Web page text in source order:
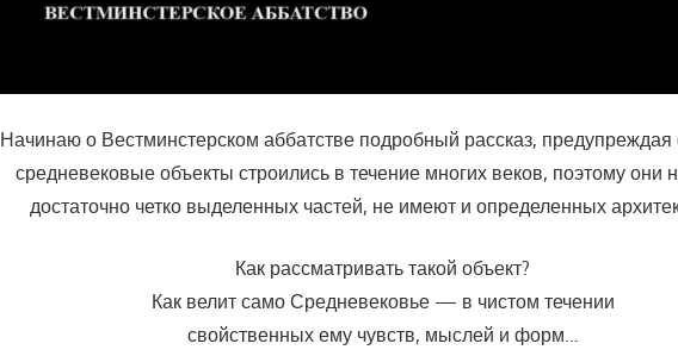
Начинаю о Вестминстерском аббатстве подробный рассказ, предупреждая
средневековые объекты строились в течение многих веков, поэтому они
достаточно четко выделенных частей, не имеют и определенных
Как рассматривать такой объект?
Как велит само Средневековье — в чистом течении
свойственных ему чувств, мыслей и форм…